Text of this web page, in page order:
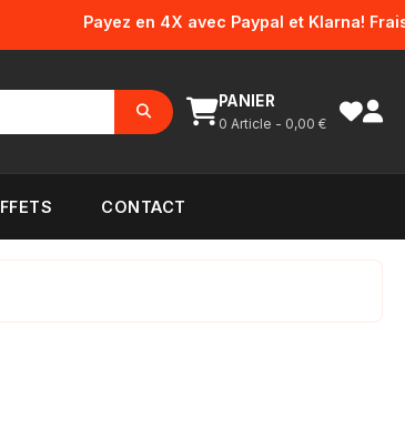
Payez en 4X avec Paypal et Klarna! Frais
PANIER
0 Article - 0,00 €
CONTACT